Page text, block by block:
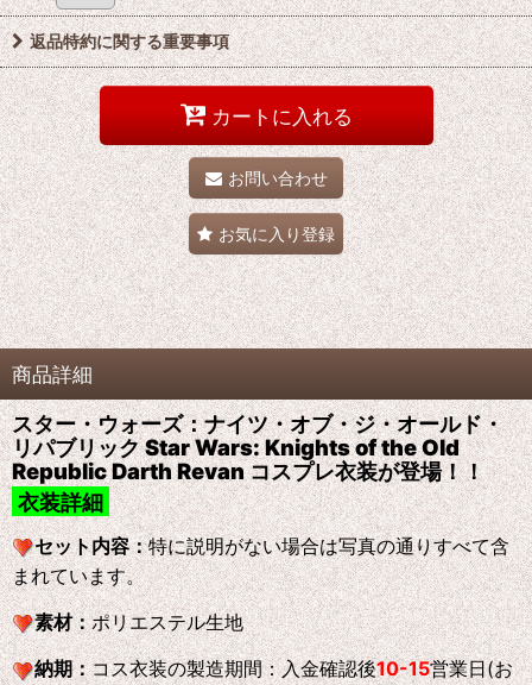
返品特約に関する重要事項
カートに入れる
お問い合わせ
お気に入り登録
商品詳細
スター・ウォーズ：ナイツ・オブ・ジ・オールド・
リパブリック Star Wars: Knights of the Old
Republic Darth Revan コスプレ衣装が登場！！
衣装詳細
セット内容：特に説明がない場合は写真の通りすべて含
まれています。
素材：ポリエステル生地
納期：コス衣装の製造期間：入金確認後10-15営業日(お